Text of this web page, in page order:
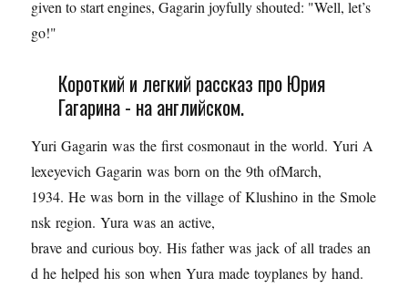
given to start engines, Gagarin joyfully shouted: "Well, let’s
go!"
Короткий и легкий рассказ про Юрия
Гагарина - на английском.
Yuri Gagarin was the first cosmonaut in the world. Yuri A
lexeyevich Gagarin was born on the 9th ofMarch,
1934. He was born in the village of Klushino in the Smole
nsk region. Yura was an active,
brave and curious boy. His father was jack of all trades an
d he helped his son when Yura made toyplanes by hand.